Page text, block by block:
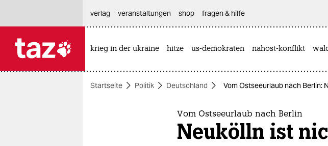
themen
verlag
veranstaltungen shop fragen & hilfe
krieg in der ukraine hitze us-demokraten nahost-konflikt
Startseite Politik Deutschland Vom Ostseeurlaub nach Berlin:
Vom Ostseeurlaub nach Berlin
Neukölln ist